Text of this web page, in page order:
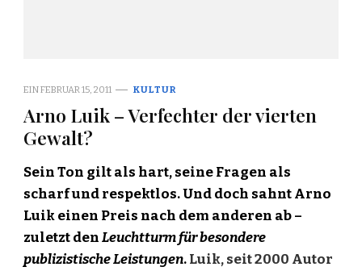
EINFEBRUAR 15, 2011 KULTUR
Arno Luik – Verfechter der vierten
Gewalt?
Sein Ton gilt als hart, seine Fragen als
scharf und respektlos. Und doch sahnt Arno
Luik einen Preis nach dem anderen ab –
zuletzt denLeuchtturm für besondere
publizistische Leistungen.Luik, seit 2000 Autor